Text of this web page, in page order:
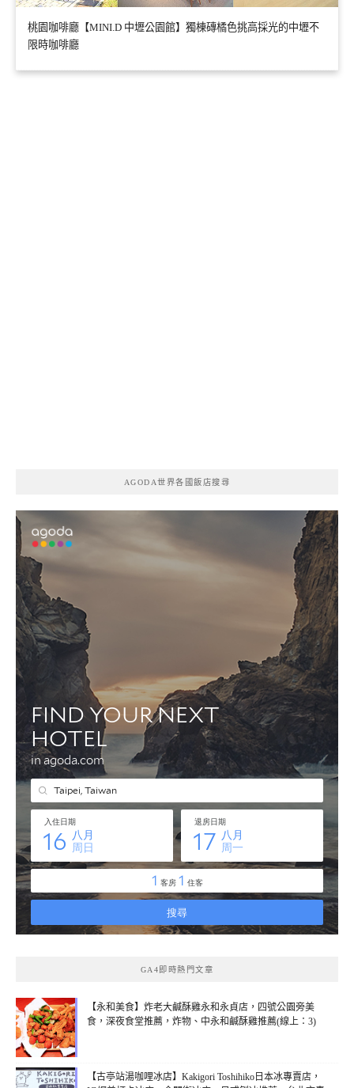
桃園咖啡廳【MINI.D 中壢公園館】獨棟磚橘色挑高採光的中壢不
限時咖啡廳
AGODA世界各國飯店搜尋
GA4即時熱門文章
【永和美食】炸老大鹹酥雞永和永貞店，四號公園旁美
食，深夜食堂推薦，炸物、中永和鹹酥雞推薦(線上：3)
【古亭站湯咖哩冰店】Kakigori Toshihiko日本冰專賣店，